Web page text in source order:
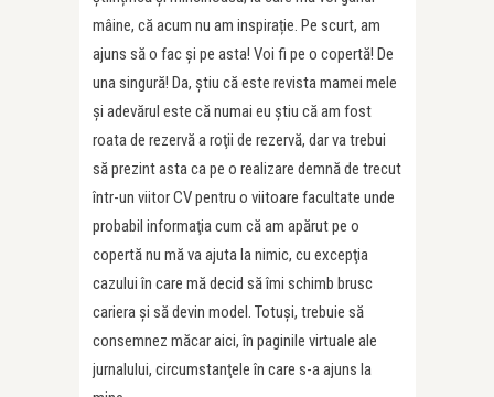
mâine, că acum nu am inspirație. Pe scurt, am
ajuns să o fac şi pe asta! Voi fi pe o copertă! De
una singură! Da, ştiu că este revista mamei mele
şi adevărul este că numai eu știu că am fost
roata de rezervă a roţii de rezervă, dar va trebui
să prezint asta ca pe o realizare demnă de trecut
într-un viitor CV pentru o viitoare facultate unde
probabil informaţia cum că am apărut pe o
copertă nu mă va ajuta la nimic, cu excepţia
cazului în care mă decid să îmi schimb brusc
cariera şi să devin model. Totuşi, trebuie să
consemnez măcar aici, în paginile virtuale ale
jurnalului, circumstanţele în care s-a ajuns la